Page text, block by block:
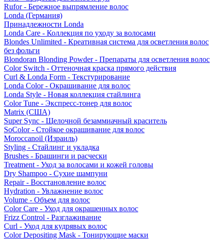
Rufor - Бережное выпрямление волос
Londa (Германия)
Принадлежности Londa
Londa Care - Коллекция по уходу за волосами
Blondes Unlimited - Креативная система для осветления волос
без фольги
Blondoran Blonding Powder - Препараты для осветления волос
Color Switch - Оттеночная краска прямого действия
Curl & Londa Form - Текстурирование
Londa Color - Окрашивание для волос
Londa Style - Новая коллекция стайлинга
Color Tune - Экспресс-тонер для волос
Matrix (США)
Super Sync - Щелочной безаммиачный краситель
SoColor - Стойкое окрашивание для волос
Moroccanoil (Израиль)
Styling - Стайлинг и укладка
Brushes - Брашинги и расчески
Treatment - Уход за волосами и кожей головы
Dry Shampoo - Сухие шампуни
Repair - Восстановление волос
Hydration - Увлажнение волос
Volume - Объем для волос
Color Care - Уход для окрашенных волос
Frizz Control - Разглаживание
Curl - Уход для кудрявых волос
Color Depositing Mask - Тонирующие маски